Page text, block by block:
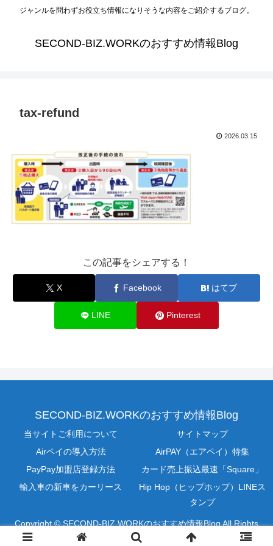
ジャンルを問わずお役立ち情報になりそうな内容をご紹介するブログ。
SECOND-BIZ.WORKのおすすめ情報Blog
tax-refund
2026.03.15
この記事をシェアする！
X Facebook はてブ
LINE Pinterest
SECOND-BIZ.WORKのおすすめ情報Blog
当サイトご利用について
サイトマップ
Airペイの導入方法
AirPAY（エアペイ）特集
PayPay加盟店登録方法
カード売上振込最速「Square」
輸入車の新車をカーリース
Hip Hop（ヒップホップ）LINEス
タンプ
Copyright © SECOND-BIZ.WORKのおすすめ情報Blog All Rights
Reserved.